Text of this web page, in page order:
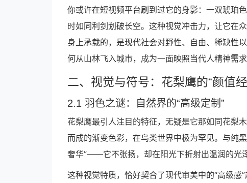
你或许在短视频平台刷到过它的身影：一双琥珀
时如同利剑划破长空。这种视觉冲击力，让它在
身上承载的，是现代社会对野性、自由、稀缺性
何从山林飞入城市，成为一面映照当代人精神需求
二、视觉与符号：花梨鹰的“颜值
2.1 羽色之谜：自然界的“高级定制”
花梨鹰最引人注目的特征，无疑是它那如同花梨
而成的渐变色彩，在鸟类世界中极为罕见。与纯
奢华”——它不张扬，却在阳光下折射出温润的光
这种视觉特质，恰好契合了现代审美中的“高级